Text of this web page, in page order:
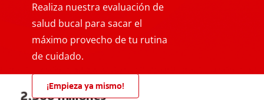
Realiza nuestra evaluación de
salud bucal para sacar el
máximo provecho de tu rutina
de cuidado.
¡Empieza ya mismo!